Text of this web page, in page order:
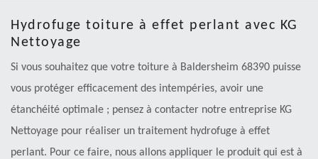
Hydrofuge toiture à effet perlant avec KG
Nettoyage
Si vous souhaitez que votre toiture à Baldersheim 68390 puisse
vous protéger efficacement des intempéries, avoir une
étanchéité optimale ; pensez à contacter notre entreprise KG
Nettoyage pour réaliser un traitement hydrofuge à effet
perlant. Pour ce faire, nous allons appliquer le produit qui est à